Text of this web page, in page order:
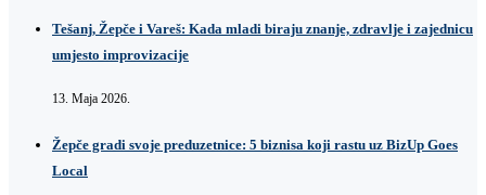
Tešanj, Žepče i Vareš: Kada mladi biraju znanje, zdravlje i zajednicu
umjesto improvizacije
13. Maja 2026.
Žepče gradi svoje preduzetnice: 5 biznisa koji rastu uz BizUp Goes
Local